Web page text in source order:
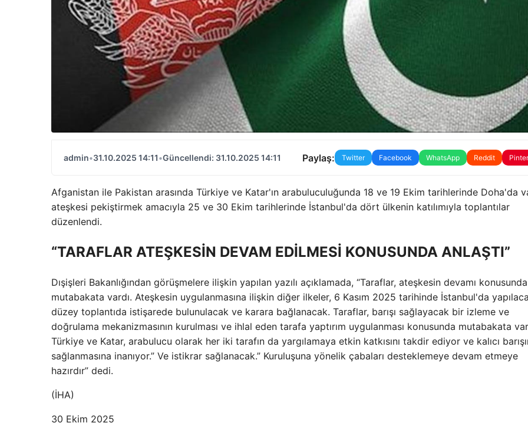
admin•31.10.2025 14:11•Güncellendi: 31.10.2025 14:11 Paylaş: Twitter Facebook WhatsApp Reddit
Afganistan ile Pakistan arasında Türkiye ve Katar'ın arabuluculuğunda 18 ve 19 Ekim tarihlerinde Doha'da
ateşkesi pekiştirmek amacıyla 25 ve 30 Ekim tarihlerinde İstanbul'da dört ülkenin katılımıyla toplantılar
düzenlendi.
“TARAFLAR ATEŞKESİN DEVAM EDİLMESİ KONUSUNDA ANLAŞTI”
Dışişleri Bakanlığından görüşmelere ilişkin yapılan yazılı açıklamada, “Taraflar, ateşkesin devamı konusunda
mutabakata vardı. Ateşkesin uygulanmasına ilişkin diğer ilkeler, 6 Kasım 2025 tarihinde İstanbul'da
düzey toplantıda istişarede bulunulacak ve karara bağlanacak. Taraflar, barışı sağlayacak bir izleme ve
doğrulama mekanizmasının kurulması ve ihlal eden tarafa yaptırım uygulanması konusunda mutabakata
Türkiye ve Katar, arabulucu olarak her iki tarafın da yargılamaya etkin katkısını takdir ediyor ve kalıcı
sağlanmasına inanıyor.” Ve istikrar sağlanacak.” Kuruluşuna yönelik çabaları desteklemeye devam etmeye
hazırdır” dedi.
(İHA)
30 Ekim 2025